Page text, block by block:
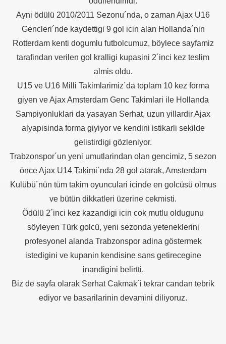
Ayni ödülü 2010/2011 Sezonu´nda, o zaman Ajax U16
Gencleri´nde kaydettigi 9 gol icin alan Hollanda´nin
Rotterdam kenti dogumlu futbolcumuz, böylece sayfamiz
tarafindan verilen gol kralligi kupasini 2´inci kez teslim
almis oldu.
U15 ve U16 Milli Takimlarimiz´da toplam 10 kez forma
giyen ve Ajax Amsterdam Genc Takimlari ile Hollanda
Sampiyonluklari da yasayan Serhat, uzun yillardir Ajax
alyapisinda forma giyiyor ve kendini istikarli sekilde
gelistirdigi gözleniyor.
Trabzonspor´un yeni umutlarindan olan gencimiz, 5 sezon
önce Ajax U14 Takimi´nda 28 gol atarak, Amsterdam
Kulübü´nün tüm takim oyunculari icinde en golcüsü olmus
ve bütün dikkatleri üzerine cekmisti.
Ödülü 2´inci kez kazandigi icin cok mutlu oldugunu
söyleyen Türk golcü, yeni sezonda yeteneklerini
profesyonel alanda Trabzonspor adina göstermek
istedigini ve kupanin kendisine sans getirecegine
inandigini belirtti.
Biz de sayfa olarak Serhat Cakmak´i tekrar candan tebrik
ediyor ve basarilarinin devamini diliyoruz.
arası Gol Krallığı
arası Gol Krallığı
arası Gol Krallığı
arası Gol Krallığı
arası Gol Krallığı